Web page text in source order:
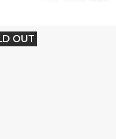
OUT